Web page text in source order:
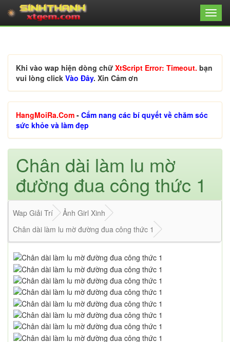
Khi vào wap hiện dòng chữ XtScript Error: Timeout. bạn
vui lòng click Vào Đây. Xin Cảm ơn
HangMoiRa.Com - Cẩm nang các bí quyết về chăm sóc
sức khỏe và làm đẹp
Chân dài làm lu mờ
đường đua công thức 1
Wap Giải Trí
Ảnh Girl Xinh
Chân dài làm lu mờ đường đua công thức 1